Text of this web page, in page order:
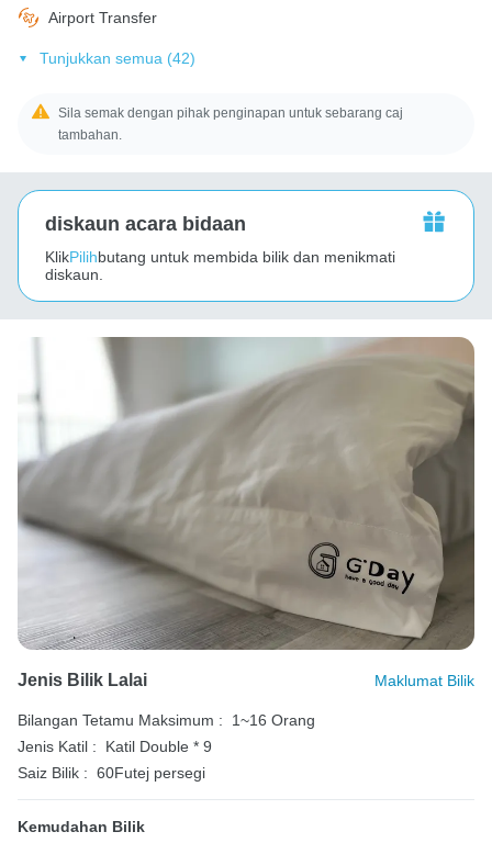
Airport Transfer
Tunjukkan semua (42)
Sila semak dengan pihak penginapan untuk sebarang caj
tambahan.
diskaun acara bidaan
KlikPilihbutang untuk membida bilik dan menikmati
diskaun.
Jenis Bilik Lalai Maklumat Bilik
Bilangan Tetamu Maksimum :
1~16 Orang
Jenis Katil :
Katil Double * 9
Saiz Bilik : 60Futej persegi
Kemudahan Bilik